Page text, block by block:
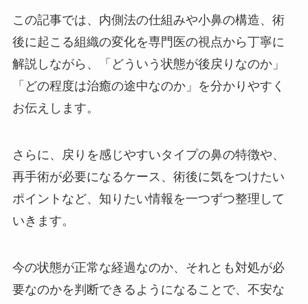
この記事では、内側法の仕組みや小鼻の構造、術
後に起こる組織の変化を専門医の視点から丁寧に
解説しながら、「どういう状態が後戻りなのか」
「どの程度は治癒の途中なのか」を分かりやすく
お伝えします。
さらに、戻りを感じやすいタイプの鼻の特徴や、
再手術が必要になるケース、術後に気をつけたい
ポイントなど、知りたい情報を一つずつ整理して
いきます。
今の状態が正常な経過なのか、それとも対処が必
要なのかを判断できるようになることで、不安な